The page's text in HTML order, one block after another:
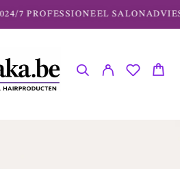
7 PROFESSIONEEL SALONADVIES